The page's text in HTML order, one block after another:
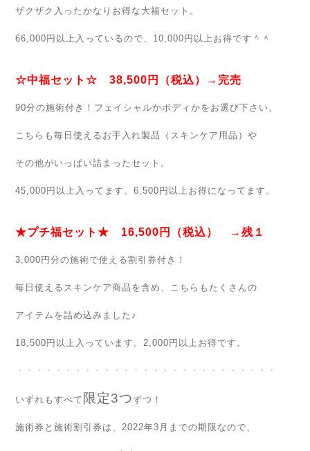
ザクザク入ったかなりお得な大福セット。
66,000円以上入っているので、10,000円以上お得です＾＾
☆中福セット☆ 38,500円（税込）→完売
90分の施術付き！フェイシャルかボディかをお選び下さい。
こちらも毎日使えるお手入れ製品（スキンケア用品）や
その他がいっぱい詰まったセット。
45,000円以上入ってます。6,500円以上お得になってます。
★プチ福セット★ 16,500円（税込） →残１
3,000円分の施術で使える割引券付き！
毎日使えるスキンケア商品を含め、こちらもたくさんの
アイテムを詰め込みました♪
18,500円以上入っています。2,000円以上お得です。
・・・・・・・・・・・・・・・・・・・・・・・・・・・
いずれもすべて 限定3つずつ！
施術券と施術割引券は、2022年3月までの期限なので、